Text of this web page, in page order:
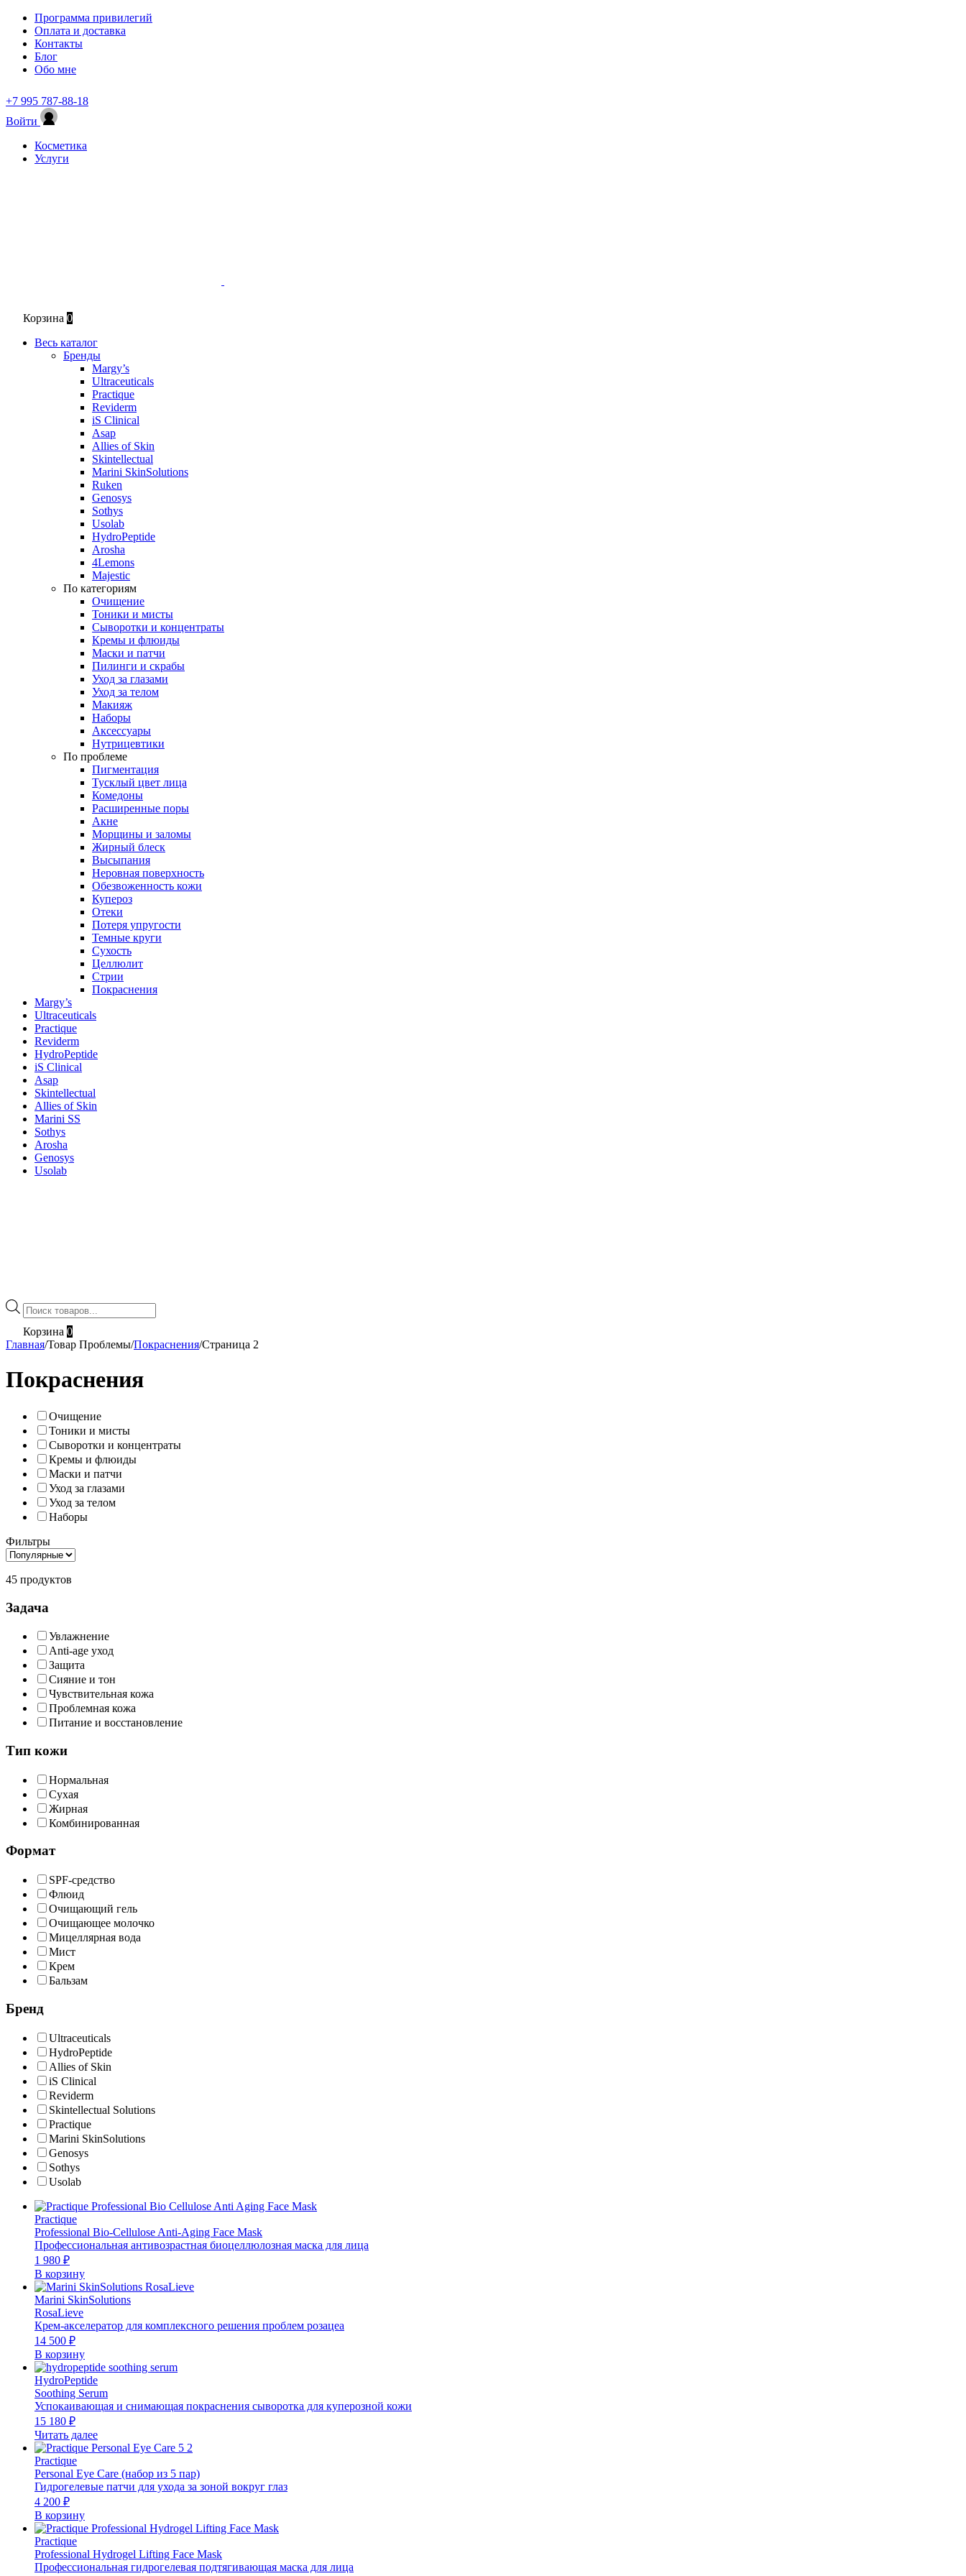
Программа привилегий
Оплата и доставка
Контакты
Блог
Обо мне
+7 995 787-88-18
Войти
Косметика
Услуги
Корзина 0
Весь каталог
Бренды
Margy’s
Ultraceuticals
Practique
Reviderm
iS Clinical
Asap
Allies of Skin
Skintellectual
Marini SkinSolutions
Ruken
Genosys
Sothys
Usolab
HydroPeptide
Arosha
4Lemons
Majestic
По категориям
Очищение
Тоники и мисты
Сыворотки и концентраты
Кремы и флюиды
Маски и патчи
Пилинги и скрабы
Уход за глазами
Уход за телом
Макияж
Наборы
Аксессуары
Нутрицевтики
По проблеме
Пигментация
Тусклый цвет лица
Комедоны
Расширенные поры
Акне
Морщины и заломы
Жирный блеск
Высыпания
Неровная поверхность
Обезвоженность кожи
Купероз
Отеки
Потеря упругости
Темные круги
Сухость
Целлюлит
Стрии
Покраснения
Margy’s
Ultraceuticals
Practique
Reviderm
HydroPeptide
iS Clinical
Asap
Skintellectual
Allies of Skin
Marini SS
Sothys
Arosha
Genosys
Usolab
Поиск
товаров
Корзина 0
Главная/Товар Проблемы/Покраснения/Страница 2
Покраснения
Очищение
Тоники и мисты
Сыворотки и концентраты
Кремы и флюиды
Маски и патчи
Уход за глазами
Уход за телом
Наборы
Фильтры
45 продуктов
Задача
Увлажнение
Anti-age уход
Защита
Сияние и тон
Чувствительная кожа
Проблемная кожа
Питание и восстановление
Тип кожи
Нормальная
Сухая
Жирная
Комбинированная
Формат
SPF-средство
Флюид
Очищающий гель
Очищающее молочко
Мицеллярная вода
Мист
Крем
Бальзам
Бренд
Ultraceuticals
HydroPeptide
Allies of Skin
iS Clinical
Reviderm
Skintellectual Solutions
Practique
Marini SkinSolutions
Genosys
Sothys
Usolab
Practique
Professional Bio-Cellulose Anti-Aging Face Mask
Профессиональная антивозрастная биоцеллюлозная маска для лица
1 980 ₽
В корзину
Marini SkinSolutions
RosaLieve
Крем-акселератор для комплексного решения проблем розацеа
14 500 ₽
В корзину
HydroPeptide
Soothing Serum
Успокаивающая и снимающая покраснения сыворотка для куперозной кожи
15 180 ₽
Читать далее
Practique
Personal Eye Care (набор из 5 пар)
Гидрогелевые патчи для ухода за зоной вокруг глаз
4 200 ₽
В корзину
Practique
Professional Hydrogel Lifting Face Mask
Профессиональная гидрогелевая подтягивающая маска для лица